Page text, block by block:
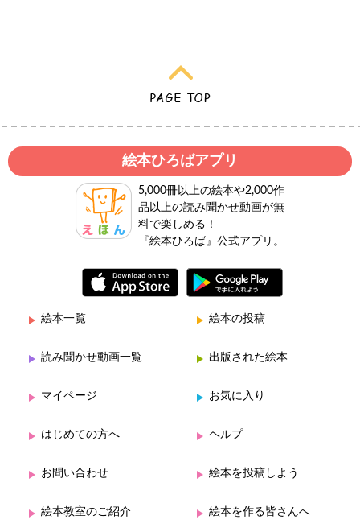
絵本ひろばアプリ
5,000冊以上の絵本や2,000作
品以上の読み聞かせ動画が無
料で楽しめる！
『絵本ひろば』公式アプリ。
絵本一覧 絵本の投稿
読み聞かせ動画一覧 出版された絵本
マイページ お気に入り
はじめての方へ ヘルプ
お問い合わせ 絵本を投稿しよう
絵本教室のご紹介 絵本を作る皆さんへ